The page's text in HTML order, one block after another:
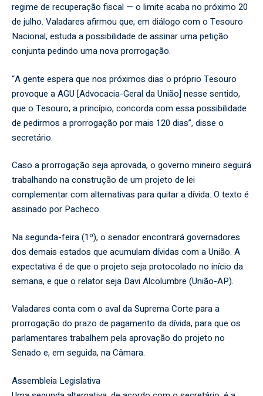
regime de recuperação fiscal — o limite acaba no próximo 20
de julho. Valadares afirmou que, em diálogo com o Tesouro
Nacional, estuda a possibilidade de assinar uma petição
conjunta pedindo uma nova prorrogação.
“A gente espera que nos próximos dias o próprio Tesouro
provoque a AGU [Advocacia-Geral da União] nesse sentido,
que o Tesouro, a princípio, concorda com essa possibilidade
de pedirmos a prorrogação por mais 120 dias”, disse o
secretário.
Caso a prorrogação seja aprovada, o governo mineiro seguirá
trabalhando na construção de um projeto de lei
complementar com alternativas para quitar a dívida. O texto é
assinado por Pacheco.
Na segunda-feira (1º), o senador encontrará governadores
dos demais estados que acumulam dívidas com a União. A
expectativa é de que o projeto seja protocolado no início da
semana, e que o relator seja Davi Alcolumbre (União-AP).
Valadares conta com o aval da Suprema Corte para a
prorrogação do prazo de pagamento da dívida, para que os
parlamentares trabalhem pela aprovação do projeto no
Senado e, em seguida, na Câmara.
Assembleia Legislativa